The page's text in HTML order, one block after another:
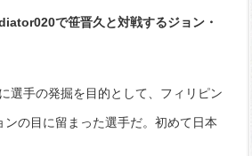
で笹晋久と対戦するジョン・
選手の発掘を目的として、フィリピン
の目に留まった選手だ。初めて日本